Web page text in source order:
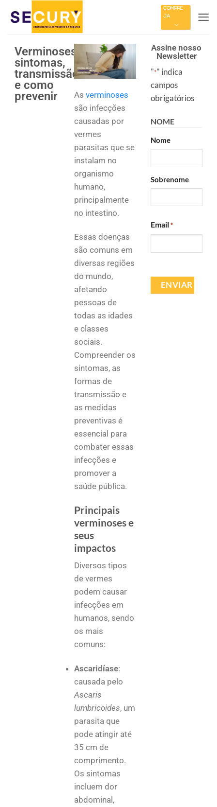
COMPRE
JÁ
Verminoses:
sintomas,
transmissão
e como
prevenir
Asverminoses
são infecções
causadas por
vermes
parasitas que se
instalam no
organismo
humano,
principalmente
no intestino.
Essas doenças
são comuns em
diversas regiões
do mundo,
afetando
pessoas de
todas as idades
e classes
sociais.
Compreender os
sintomas, as
formas de
transmissão e
as medidas
preventivas é
essencial para
combater essas
infecções e
promover a
saúde pública.
Principais
verminoses e
seus
impactos
Diversos tipos
de vermes
podem causar
infecções em
humanos, sendo
os mais
comuns:
Ascaridíase:
causada pelo
Ascaris
lumbricoides, um
parasita que
pode atingir até
35 cm de
comprimento.
Os sintomas
incluem dor
abdominal,
Assine nosso
Newsletter
"*" indica
campos
obrigatórios
NOME
Nome
Sobrenome
Email *